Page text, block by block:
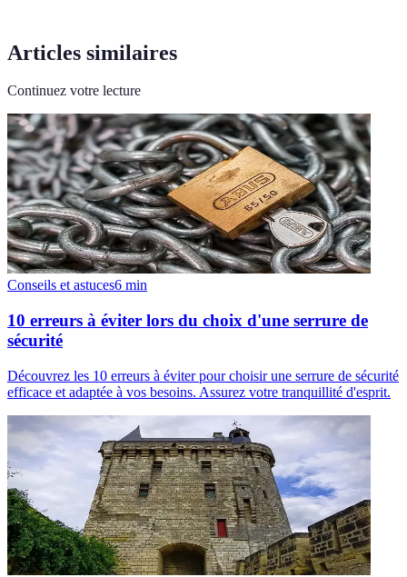
Articles similaires
Continuez votre lecture
Conseils et astuces6 min
10 erreurs à éviter lors du choix d'une serrure de
sécurité
Découvrez les 10 erreurs à éviter pour choisir une serrure de sécurité
efficace et adaptée à vos besoins. Assurez votre tranquillité d'esprit.